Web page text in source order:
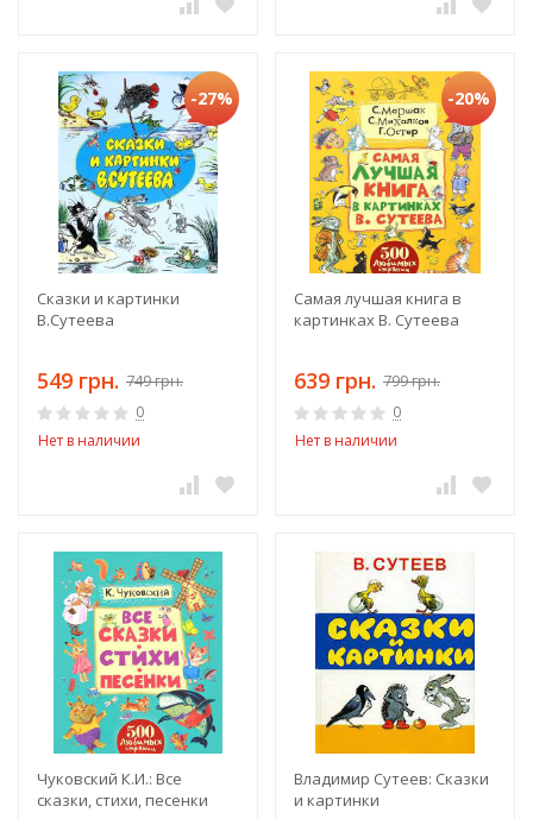
-27%
Сказки и картинки
В.Сутеева
549 грн. 749 грн.
0
Нет в наличии
-20%
Самая лучшая книга в
картинках В. Сутеева
639 грн. 799 грн.
0
Нет в наличии
Чуковский К.И.: Все
сказки, стихи, песенки
Владимир Сутеев: Сказки
и картинки